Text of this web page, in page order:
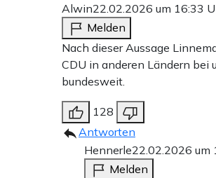
Alwin22.02.2026 um 16:33
Melden
Nach dieser Aussage
CDU in anderen Ländern bei
bundesweit.
128
Antworten
Hennerle22.02.2026 um
Melden